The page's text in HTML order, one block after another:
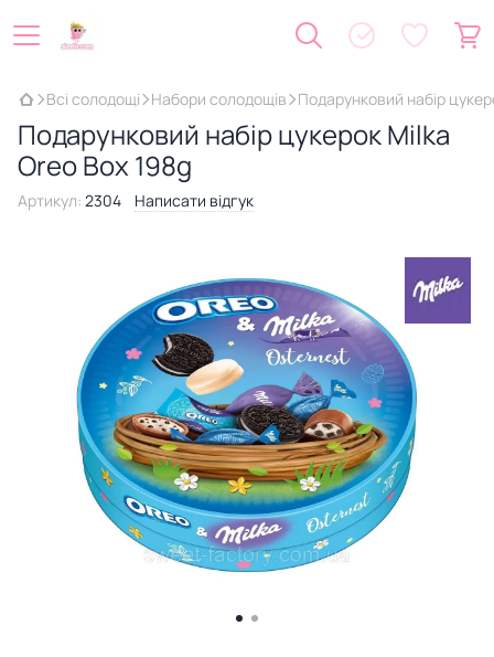
Всі солодощі Набори солодощів Подарунковий набір
Подарунковий набір цукерок Milka
Oreo Box 198g
Артикул: 2304 Написати відгук